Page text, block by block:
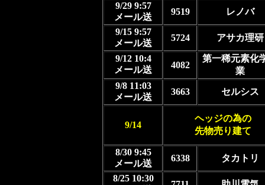
9/29 9:57
メール送
9519
レノバ
9/15 9:57
メール送
5724 アサカ理研
9/12 10:4
メール送
4082
第一稀元素化
業
9/8 11:03
メール送
3663 セルシス
9/14
ヘッジの為の
先物売り建て
8/30 9:45
メール送
6338
タカトリ
8/25 10:30